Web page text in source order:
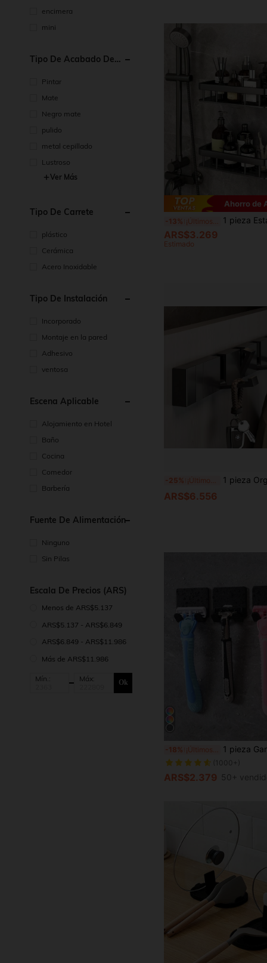
encimera
mini
Tipo De Acabado De
Pintar
Mate
Negro mate
pulido
metal cepillado
Lustroso
Ver Más
Tipo De Carrete
plástico
Cerámica
Acero Inoxidable
Tipo De Instalación
Incorporado
Montaje en la pared
Adhesivo
ventosa
Escena Aplicable
Alojamiento en Hotel
Baño
Cocina
Comedor
Barbería
Fuente De Alimentación
Ninguno
Sin Pilas
Escala De Precios (ARS)
Menos de ARS$5.137
ARS$5.137 - ARS$6.849
ARS$6.849 - ARS$11.986
Más de ARS$11.986
Mín.: Máx: Ok
Ahorro de
-13% 1 pieza Estantería de baño para montaje en pared, sin necesidad de perforar, cesta de ducha de acero
ARS$3.269
Estimado
-25% 1 pieza Organizador de pared plegable de uso pesado - Duradero y ahorra espacio - Soporte multiusos para abrigos,
ARS$6.556
-18% ¡Últimos 3 días 1 pieza Gancho de plástico negro montado en la pared sin perforación, con adhesivo fuerte para afeitar y
(1000+)
ARS$2.379 50+